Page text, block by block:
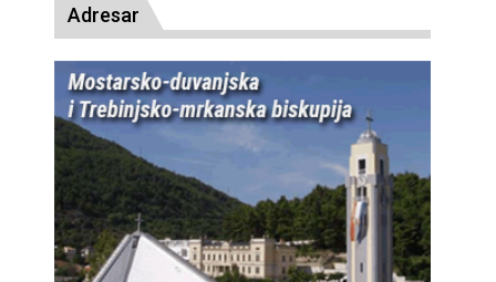
Adresar